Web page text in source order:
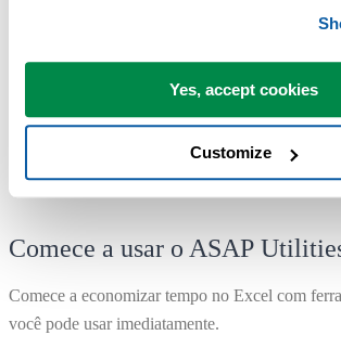
Yes, accept cookies
Customize
Comece a usar o ASAP
Comece a economizar tempo no Excel com
você pode usar imediatamente.